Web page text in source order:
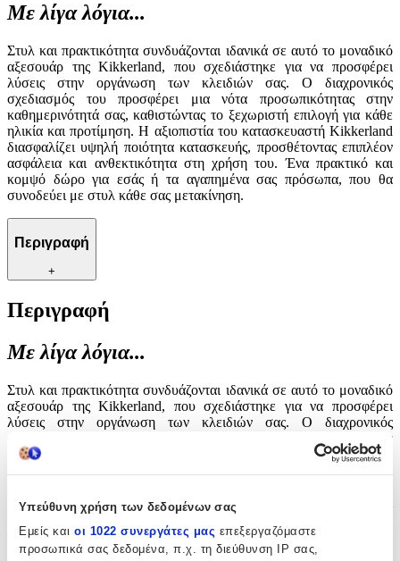
Υπεύθυνη χρήση των δεδομένων σας
Εμείς και οι 1022 συνεργάτες μας επεξεργαζόμαστε
προσωπικά σας δεδομένα, π.χ. τη διεύθυνση IP σας,
Με λίγα λόγια...
Στυλ και πρακτικότητα συνδυάζονται ιδανικά σε αυτό το μοναδικό
αξεσουάρ της Kikkerland, που σχεδιάστηκε για να προσφέρει
λύσεις στην οργάνωση των κλειδιών σας. Ο διαχρονικός
σχεδιασμός του προσφέρει μια νότα προσωπικότητας στην
καθημερινότητά σας, καθιστώντας το ξεχωριστή επιλογή για κάθε
ηλικία και προτίμηση. Η αξιοπιστία του κατασκευαστή Kikkerland
διασφαλίζει υψηλή ποιότητα κατασκευής, προσθέτοντας επιπλέον
ασφάλεια και ανθεκτικότητα στη χρήση του. Ένα πρακτικό και
κομψό δώρο για εσάς ή τα αγαπημένα σας πρόσωπα, που θα
συνοδεύει με στυλ κάθε σας μετακίνηση.
Περιγραφή
+
Περιγραφή
Με λίγα λόγια...
Στυλ και πρακτικότητα συνδυάζονται ιδανικά σε αυτό το μοναδικό
αξεσουάρ της Kikkerland, που σχεδιάστηκε για να προσφέρει
λύσεις στην οργάνωση των κλειδιών σας. Ο διαχρονικός
σχεδιασμός του προσφέρει μια νότα προσωπικότητας στην
καθημερινότητά σας, καθιστώντας το ξεχωριστή επιλογή για κάθε
ασφάλεια και ανθεκτικότητα στη χρήση του. Ένα πρακτικό και
κομψό δώρο για εσάς ή τα αγαπημένα σας πρόσωπα, που θα
συνοδεύει με στυλ κάθε σας μετακίνηση.